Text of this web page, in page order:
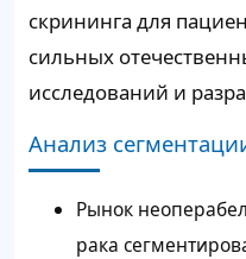
скрининга для
сильных
исследований и
Анализ
Рынок
рака